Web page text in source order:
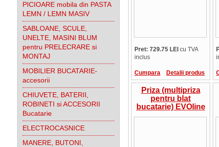
PICIOARE mobila din PASTA
LEMN / LEMN MASIV
SABLOANE, SCULE,
UNELTE, MASINI BLUM
pentru PRELECRARE si
MONTAJ
MOBILIER BUCATARIE-
accesorii
CHIUVETE, BATERII,
ROBINETI si ACCESORII
Bucatarie
ELECTROCASNICE
MANERE, BUTONI,
Pret: 729.75 LEI cu TVA
inclus
Cumpara Detalii produs
Priza (multipriza
pentru blat
bucatarie) EVOline
Port Cuisine, 3